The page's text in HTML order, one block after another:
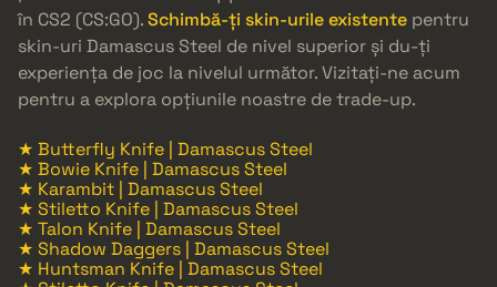
în CS2 (CS:GO).Schimbă-ți skin-urile existente pentru
skin-uri Damascus Steel de nivel superior și du-ți
experiența de joc la nivelul următor. Vizitați-ne acum
pentru a explora opțiunile noastre de trade-up.
★ Butterfly Knife | Damascus Steel
★ Bowie Knife | Damascus Steel
★ Karambit | Damascus Steel
★ Stiletto Knife | Damascus Steel
★ Talon Knife | Damascus Steel
★ Shadow Daggers | Damascus Steel
★ Huntsman Knife | Damascus Steel